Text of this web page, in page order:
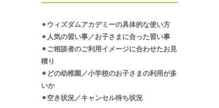
⚫︎ ウィズダムアカデミーの具体的な使い方
⚫︎ 人気の習い事／お子さまに合った習い事
⚫︎ご相談者のご利用イメージに合わせたお見
積り
⚫︎どの幼稚園／小学校のお子さまの利用が多
いか
⚫︎空き状況／キャンセル待ち状況